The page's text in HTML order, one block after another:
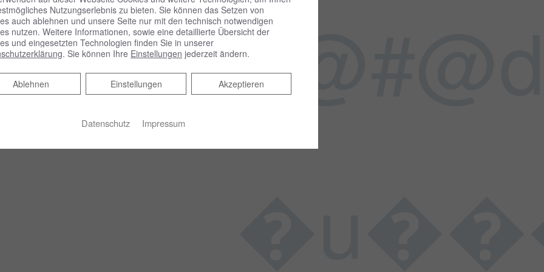
Nutzungserlebnis zu bieten. Sie können das Setzen von
auch ablehnen und unsere Seite nur mit den technisch notwendigen
nutzen. Weitere Informationen, sowie eine detaillierte Übersicht der
und eingesetzten Technologien finden Sie in unserer
. Sie können Ihre Einstellungen jederzeit ändern.
Akzeptieren
Einstellungen
Ablehnen
Ablehnen
Datenschutz Impressum